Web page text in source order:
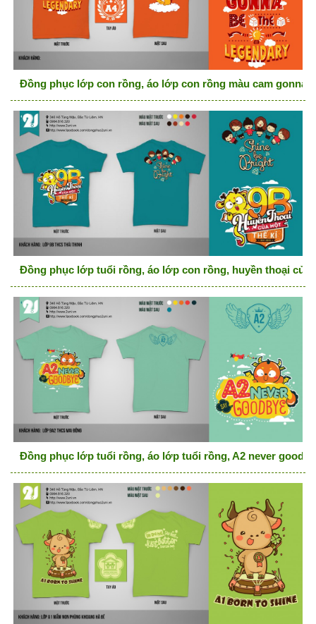
Đồng phục lớp con rồng, áo lớp con rồng màu cam gonna
Đồng phục lớp tuổi rồng, áo lớp con rồng, huyền thoại của
Đồng phục lớp tuổi rồng, áo lớp tuổi rồng, A2 never